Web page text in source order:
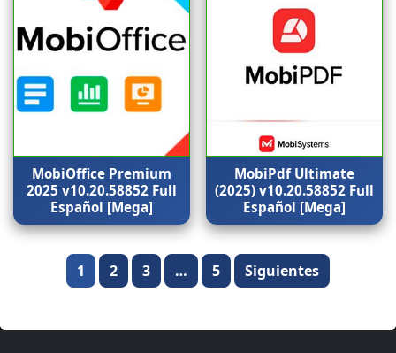
MobiOffice Premium
2025 v10.20.58852 Full
Español [Mega]
MobiPdf Ultimate
(2025) v10.20.58852 Full
Español [Mega]
Paginación
entradas
1 2 3 … 5 Siguientes